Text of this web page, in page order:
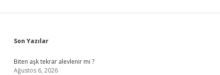
Sidebar
Son Yazılar
Biten aşk tekrar alevlenir mi ?
Ağustos 6, 2026